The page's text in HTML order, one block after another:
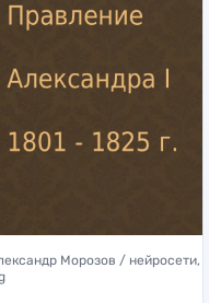
Морозов / нейросети,